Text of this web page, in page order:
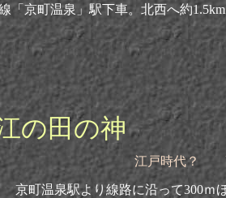
京町温泉」駅下車。北西へ約1.5km
の田の神えびの
江戸時代？
京町温泉駅より線路に沿って300ｍ